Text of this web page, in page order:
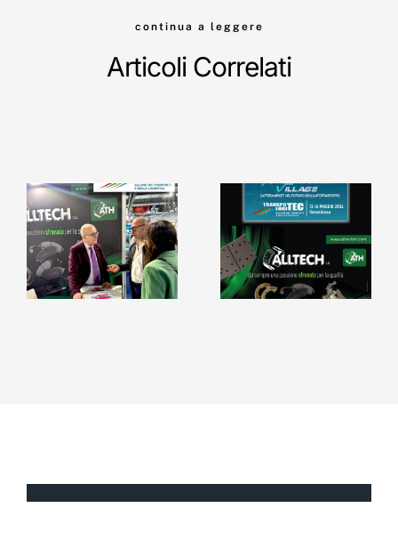
continua a leggere
Articoli Correlati